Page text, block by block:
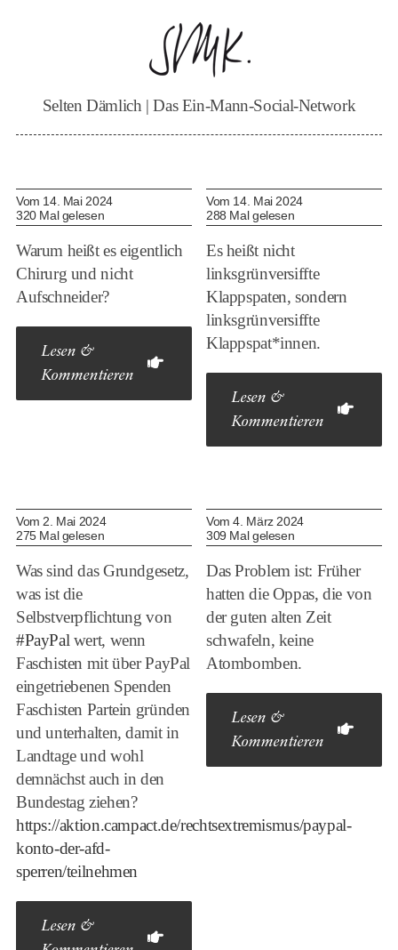
Selten Dämlich | Das Ein-Mann-Social-Network
Vom 14. Mai 2024
320 Mal gelesen
Warum heißt es eigentlich
Chirurg und nicht
Aufschneider?
Lesen &
Kommentieren
Vom 14. Mai 2024
288 Mal gelesen
Es heißt nicht
linksgrünversiffte
Klappspaten, sondern
linksgrünversiffte
Klappspat*innen.
Lesen &
Kommentieren
Vom 2. Mai 2024
275 Mal gelesen
Was sind das Grundgesetz,
was ist die
Selbstverpflichtung von
#PayPal wert, wenn
Faschisten mit über PayPal
eingetriebenen Spenden
Faschisten Partein gründen
und unterhalten, damit in
Landtage und wohl
demnächst auch in den
Bundestag ziehen?
https://aktion.campact.de/rechtsextremismus/paypal-
konto-der-afd-
sperren/teilnehmen
Lesen &
Vom 4. März 2024
309 Mal gelesen
Das Problem ist: Früher
hatten die Oppas, die von
der guten alten Zeit
schwafeln, keine
Atombomben.
Lesen &
Kommentieren